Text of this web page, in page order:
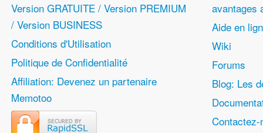
Version GRATUITE / Version PREMIUM
/ Version BUSINESS
Conditions d'Utilisation
Politique de Confidentialité
Affiliation: Devenez un partenaire
Memotoo
avantages
Aide en
Wiki
Forums
Blog: Les
Contactez-